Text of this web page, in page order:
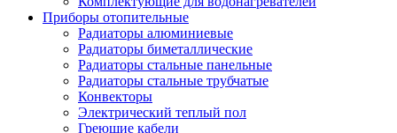
Приборы отопительные
Радиаторы алюминиевые
Радиаторы биметаллические
Радиаторы стальные панельные
Радиаторы стальные трубчатые
Конвекторы
Электрический теплый пол
Греющие кабели